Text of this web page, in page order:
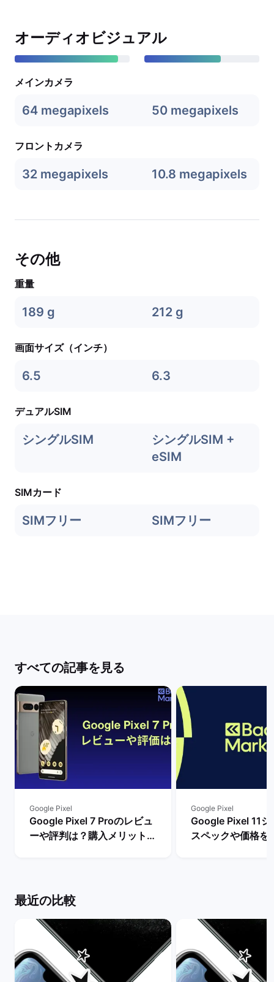
オーディオビジュアル
メインカメラ
64 megapixels 50 megapixels
フロントカメラ
32 megapixels 10.8 megapixels
その他
重量
189 g 212 g
画面サイズ（インチ）
6.5 6.3
デュアルSIM
シングルSIM
シングルSIM +
eSIM
SIMカード
SIMフリー SIMフリー
すべての記事を見る
Google Pixel
Google Pixel 7 Proのレビュ
ーや評判は？購入メリットと
Google Pixel
Google Pixel 11シ
スペックや価格を
最近の比較